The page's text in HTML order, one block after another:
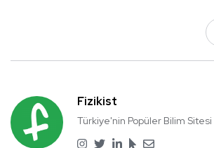
Fizikist
Türkiye'nin Popüler Bilim Sitesi